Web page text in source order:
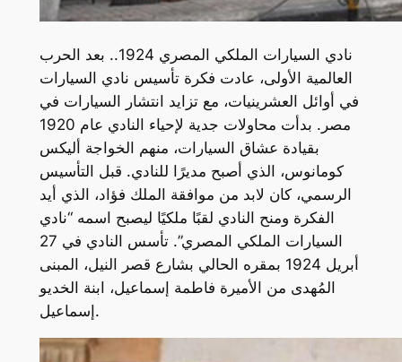
نادي السيارات الملكي المصري 1924.. بعد الحرب
العالمية الأولى، عادت فكرة تأسيس نادي السيارات
في أوائل العشرينيات، مع تزايد انتشار السيارات في
مصر. بدأت محاولات جدية لإحياء النادي عام 1920
بقيادة عشاق السيارات، منهم الخواجة أليكس
كومانوس، الذي أصبح مديرًا للنادي. قبل التأسيس
الرسمي، كان لابد من موافقة الملك فؤاد، الذي أيد
الفكرة ومنح النادي لقبًا ملكيًا ليصبح اسمه “نادي
السيارات الملكي المصري”. تأسس النادي في 27
أبريل 1924 بمقره الحالي بشارع قصر النيل، المبنى
المُهدى من الأميرة فاطمة إسماعيل، ابنة الخديو
إسماعيل.